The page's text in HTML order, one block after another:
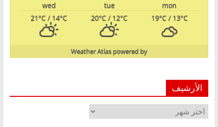
mon
tue
wed
19°C/ 13°C
20°C / 12°C
21°C / 14°C
powered by
Weather Atlas
الأرشيف
الأرشيف